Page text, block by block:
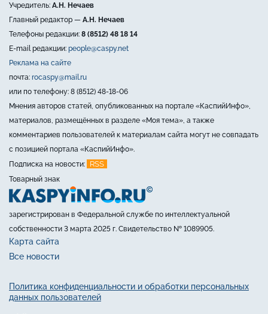
Учредитель: А.Н. Нечаев
Главный редактор — А.Н. Нечаев
Телефоны редакции: 8 (8512) 48 18 14
E-mail редакции: people@caspy.net
Реклама на сайте
почта: rocaspy@mail.ru
или по телефону: 8 (8512) 48-18-06
Мнения авторов статей, опубликованных на портале «КаспийИнфо»,
материалов, размещённых в разделе «Моя тема», а также
комментариев пользователей к материалам сайта могут не совпадать
с позицией портала «КаспийИнфо».
Подписка на новости:
RSS
Товарный знак
зарегистрирован в Федеральной службе по интеллектуальной
собственности 3 марта 2025 г. Свидетельство № 1089905.
Карта сайта
Все новости
Политика конфиденциальности и обработки персональных
данных пользователей